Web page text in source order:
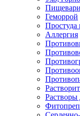
Геморрой
Простуда
Аллергия
Растворы